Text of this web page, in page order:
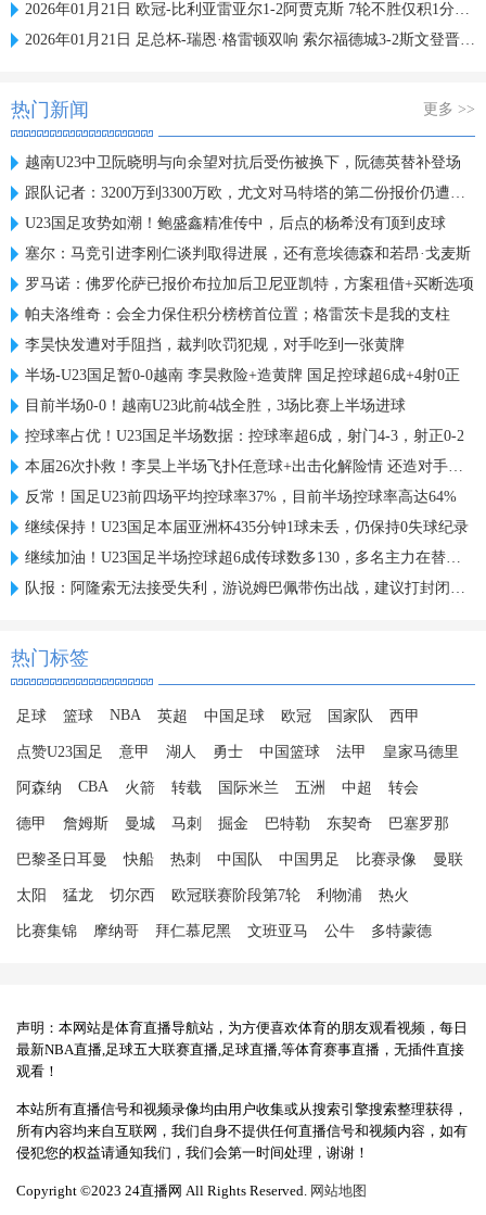
2026年01月21日 欧冠-比利亚雷亚尔1-2阿贾克斯 7轮不胜仅积1分列倒数第二
2026年01月21日 足总杯-瑞恩·格雷顿双响 索尔福德城3-2斯文登晋级将战曼城
热门新闻 更多 >>
越南U23中卫阮晓明与向余望对抗后受伤被换下，阮德英替补登场
跟队记者：3200万到3300万欧，尤文对马特塔的第二份报价仍遭拒绝
U23国足攻势如潮！鲍盛鑫精准传中，后点的杨希没有顶到皮球
塞尔：马竞引进李刚仁谈判取得进展，还有意埃德森和若昂·戈麦斯
罗马诺：佛罗伦萨已报价布拉加后卫尼亚凯特，方案租借+买断选项
帕夫洛维奇：会全力保住积分榜榜首位置；格雷茨卡是我的支柱
李昊快发遭对手阻挡，裁判吹罚犯规，对手吃到一张黄牌
半场-U23国足暂0-0越南 李昊救险+造黄牌 国足控球超6成+4射0正
目前半场0-0！越南U23此前4战全胜，3场比赛上半场进球
控球率占优！U23国足半场数据：控球率超6成，射门4-3，射正0-2
本届26次扑救！李昊上半场飞扑任意球+出击化解险情 还造对手一黄
反常！国足U23前四场平均控球率37%，目前半场控球率高达64%
继续保持！U23国足本届亚洲杯435分钟1球未丢，仍保持0失球纪录
继续加油！U23国足半场控球超6成传球数多130，多名主力在替补席
队报：阿隆索无法接受失利，游说姆巴佩带伤出战，建议打封闭被拒
热门标签
足球 篮球 NBA 英超 中国足球 欧冠 国家队 西甲
点赞U23国足 意甲 湖人 勇士 中国篮球 法甲 皇家马德里
阿森纳 CBA 火箭 转载 国际米兰 五洲 中超 转会
德甲 詹姆斯 曼城 马刺 掘金 巴特勒 东契奇 巴塞罗那
巴黎圣日耳曼 快船 热刺 中国队 中国男足 比赛录像 曼联
太阳 猛龙 切尔西 欧冠联赛阶段第7轮 利物浦 热火
比赛集锦 摩纳哥 拜仁慕尼黑 文班亚马 公牛 多特蒙德
声明：本网站是体育直播导航站，为方便喜欢体育的朋友观看视频，每日
最新NBA直播,足球五大联赛直播,足球直播,等体育赛事直播，无插件直接
观看！
本站所有直播信号和视频录像均由用户收集或从搜索引擎搜索整理获得，
所有内容均来自互联网，我们自身不提供任何直播信号和视频内容，如有
侵犯您的权益请通知我们，我们会第一时间处理，谢谢！
Copyright ©2023 24直播网 All Rights Reserved. 网站地图